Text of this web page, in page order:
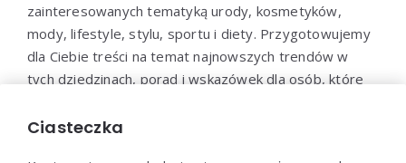
zainteresowanych tematyką urody, kosmetyków,
mody, lifestyle, stylu, sportu i diety. Przygotowujemy
dla Ciebie treści na temat najnowszych trendów w
tych dziedzinach, porad i wskazówek dla osób, które
Dołącz do naszej społeczności i bądź na bieżąco z
Ciasteczka